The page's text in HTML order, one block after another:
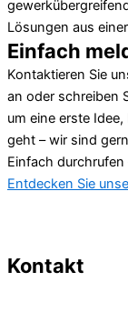
Lösungen aus
Einfach
Kontaktieren Sie
an oder schreiben
um eine erste
geht – wir sind
Einfach
Entdecken Sie
Kontakt